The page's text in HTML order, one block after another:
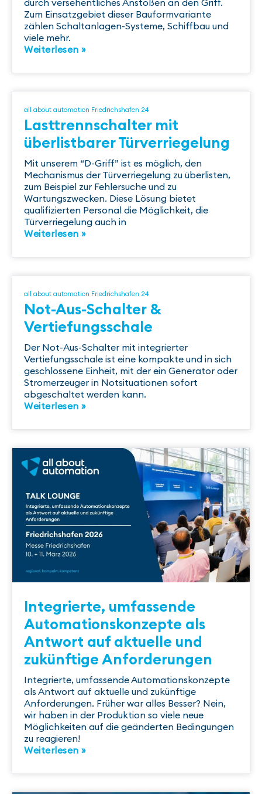
durch versehentliches Anstoßen an den Griff.
Zum Einsatzgebiet dieser Bauformvariante
zählen Schaltanlagen-Systeme, Schiffbau und
viele mehr.
Weiterlesen »
all about automation Friedrichshafen 24
Lasttrennschalter mit
überlistbarer Türverriegelung
Mit unserem “D-Griff” ist es möglich, den
Mechanismus der Türverriegelung zu überlisten,
zum Beispiel zur Fehlersuche und zu
Wartungszwecken. Diese Lösung bietet
qualifizierten Personal die Möglichkeit, die
Türverriegelung auch in
Weiterlesen »
all about automation Friedrichshafen 24
Not-Aus-Schalter &
Vertiefungsschale
Der Not-Aus-Schalter mit integrierter
Vertiefungsschale ist eine kompakte und in sich
geschlossene Einheit, mit der ein Generator oder
Stromerzeuger in Notsituationen sofort
abgeschaltet werden kann.
Weiterlesen »
Integrierte, umfassende
Automationskonzepte als
Antwort auf aktuelle und
zukünftige Anforderungen
Integrierte, umfassende Automationskonzepte
als Antwort auf aktuelle und zukünftige
Anforderungen. Früher war alles Besser? Nein,
wir haben in der Produktion so viele neue
Möglichkeiten auf die geänderten Bedingungen
zu reagieren!
Weiterlesen »